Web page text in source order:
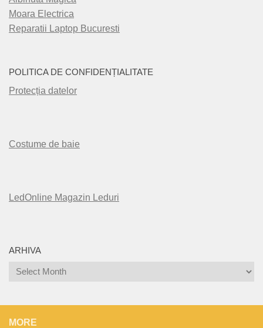
Moara Electrica
Reparatii Laptop Bucuresti
POLITICA DE CONFIDENȚIALITATE
Protecția datelor
Costume de baie
LedOnline Magazin Leduri
ARHIVA
Arhiva
MORE